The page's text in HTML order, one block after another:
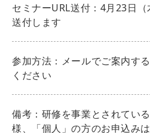
セミナーURL送付：4月23日
送付します
参加方法：メールでご案内す
ください
備考：研修を事業とされてい
様、「個人」の方のお申込み